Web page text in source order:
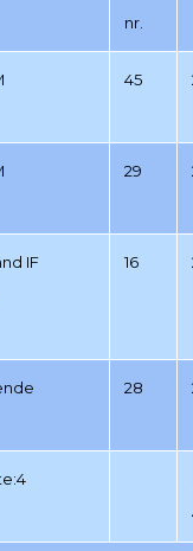
nr.
45
29
IF
16
28